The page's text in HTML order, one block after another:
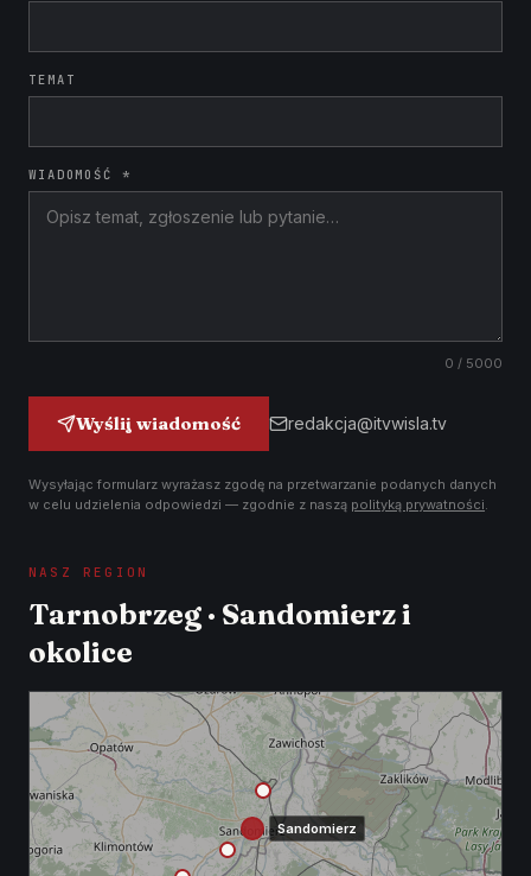
TEMAT
WIADOMOŚĆ *
0 / 5000
Wyślij wiadomość redakcja@itvwisla.tv
Wysyłając formularz wyrażasz zgodę na przetwarzanie podanych danych
w celu udzielenia odpowiedzi — zgodnie z naszą polityką prywatności.
NASZ REGION
Tarnobrzeg · Sandomierz i
okolice
Sandomierz